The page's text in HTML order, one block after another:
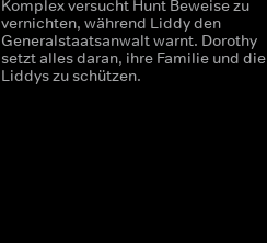
Komplex versucht Hunt Beweise zu
vernichten, während Liddy den
Generalstaatsanwalt warnt. Dorothy
setzt alles daran, ihre Familie und die
Liddys zu schützen.